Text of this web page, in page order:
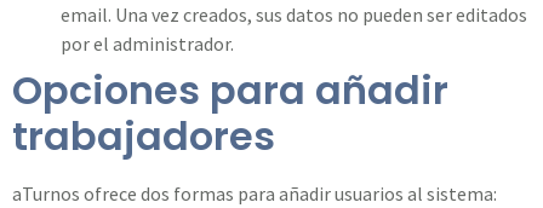
email. Una vez creados, sus datos no pueden ser editados
por el administrador.
Opciones para añadir
trabajadores
aTurnos ofrece dos formas para añadir usuarios al sistema: